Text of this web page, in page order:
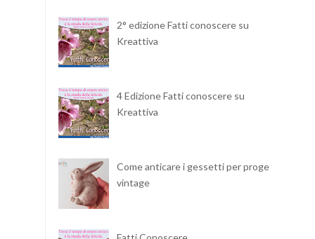
2° edizione Fatti conoscere su
Kreattiva
4 Edizione Fatti conoscere su
Kreattiva
Come anticare i gessetti per progetti
vintage